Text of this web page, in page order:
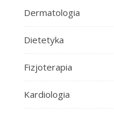
Dermatologia
Dietetyka
Fizjoterapia
Kardiologia